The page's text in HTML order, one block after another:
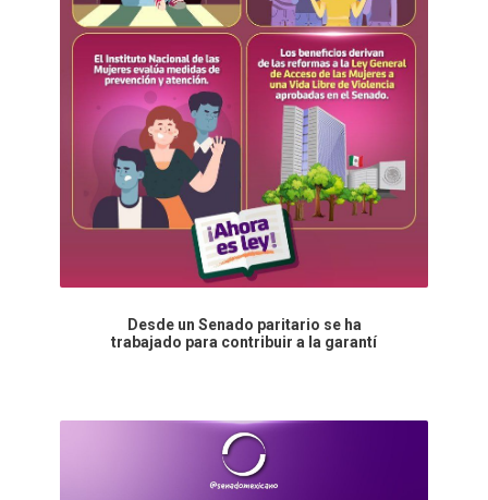
Desde un Senado paritario se ha
trabajado para contribuir a la garantí